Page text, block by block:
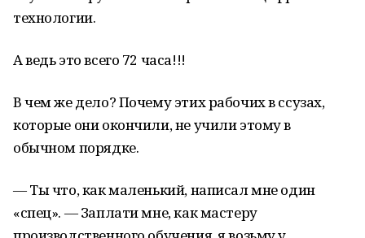
технологии.
А ведь это всего 72 часа!!!
В чем же дело? Почему этих рабочих в ссузах,
которые они окончили, не учили этому в
обычном порядке.
— Ты что, как маленький, написал мне один
«спец». — Заплати мне, как мастеру